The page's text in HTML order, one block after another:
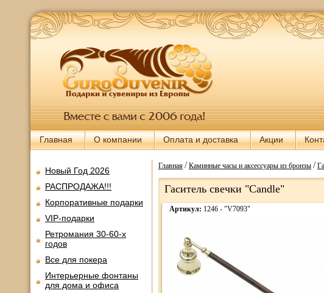
Главная О компании Оплата и доставка Акции
Новый Год 2026
РАСПРОДАЖА!!!
Корпоративные подарки
VIP-подарки
Ретромания 30-60-х
годов
Все для покера
Интерьерные фонтаны
для дома и офиса
Главная/Каминные часы и аксессуары из бронзы/
Гаситель свечки "Candle"
Артикул: 1246 - "V7093"